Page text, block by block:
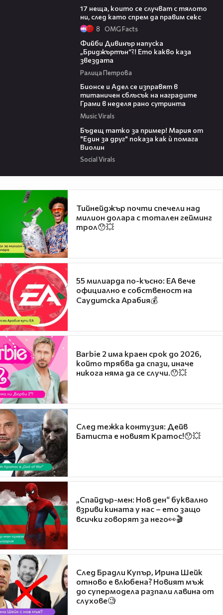
17 неща, които се случват с тялото
ни, след като спрем да правим секс
8 OMG Facts
Фийби Дивинър напуска
„Бриджъртън“?! Ето какво каза
звездата
Ралица Петровa
Бионсе и Адел се изправят в
титаничен сблъсък на наградите
Грами в неделя рано сутринта
Music Virals
Бъдещ татко за пример! Мария от
"Един за друг" показа как ѝ помага
Виолин
Social Virals
Тийнейджър почти спечели над
милион долара с тотален гейминг
трол😯💥
55 милиарда по-късно: EA вече
официално е собственост на
Саудитска Арабия💰
Barbie 2 има краен срок до 2026,
който трябва да спази, иначе
никога няма да се случи.😯💥
След тежка контузия: Дейв
Батиста е новият Кратос!😯💥
„Спайдър-мен: Нов ден“ буквално
взриви кината у нас – ето защо
всички говорят за него👀🎬
След Брадли Купър, Ирина Шейк
отново е влюбена? Новият мъж
до супермодела разпали лавина от
слухове🧐